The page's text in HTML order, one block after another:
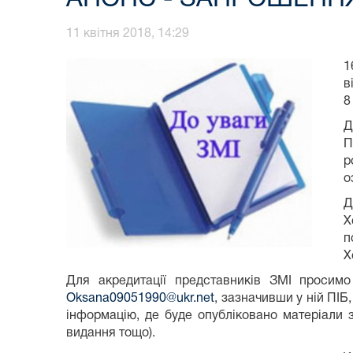
11 квітня 2018, 14:29
8
Для акредитації представників ЗМІ
Oksana09051990@ukr.net, зазначивши у ній
інформацію, де буде опубліковано матеріали
видання тощо).